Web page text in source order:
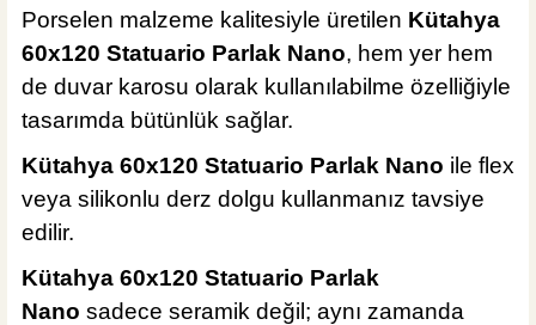
Porselen malzeme kalitesiyle üretilen Kütahya
60x120 Statuario Parlak Nano, hem yer hem
de duvar karosu olarak kullanılabilme özelliğiyle
tasarımda bütünlük sağlar.
Kütahya 60x120 Statuario Parlak Nano ile flex
veya silikonlu derz dolgu kullanmanız tavsiye
edilir.
Kütahya 60x120 Statuario Parlak
Nano sadece seramik değil; aynı zamanda